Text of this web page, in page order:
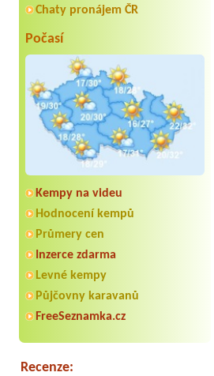
Chaty pronájem ČR
Počasí
Kempy na videu
Hodnocení kempů
Průmery cen
Inzerce zdarma
Levné kempy
Půjčovny karavanů
FreeSeznamka.cz
Recenze:
Aneta Melicharová
Byli jsme zde v týdnu od 25.7. do 1.8.
2026. Kemp jako takový je pěkný. V
umývárně i na WC bylo vždy čisto,
množství návštěvníků není
restaurace, kebab a další občerstvení.